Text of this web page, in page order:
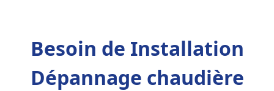
Besoin de Installation
Dépannage chaudière